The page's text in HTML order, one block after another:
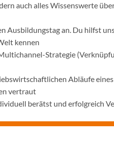
auch alles Wissenswerte
Ausbildungstag an. Du hilfst
kennen
Strategie
Abläufe
vertraut
berätst und erfolgreich